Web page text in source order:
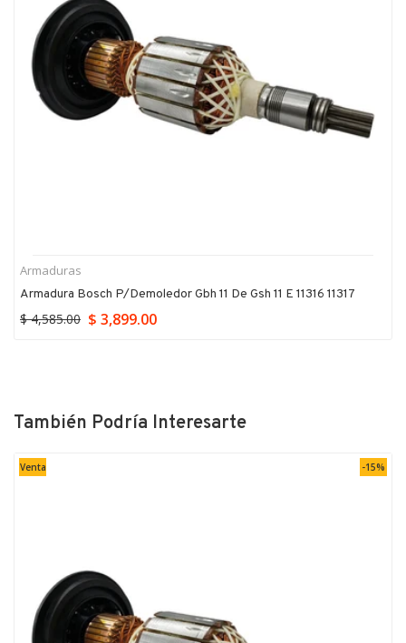
Armaduras
Armadura Bosch P/demoledor Gbh 11 De Gsh 11 E 11316 11317
$ 4,585.00 $ 3,899.00
También Podría Interesarte
Venta -15%